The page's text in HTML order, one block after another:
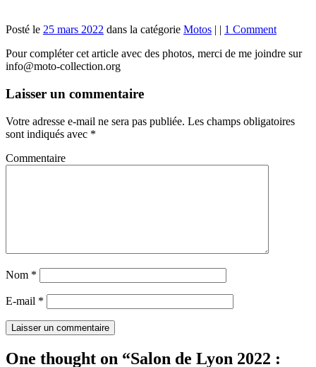
Posté le 25 mars 2022 dans la catégorie Motos | | 1 Comment
Pour compléter cet article avec des photos, merci de me joindre sur
info@moto-collection.org
Laisser un commentaire
Votre adresse e-mail ne sera pas publiée. Les champs obligatoires
sont indiqués avec *
Commentaire
Nom *
E-mail *
One thought on “Salon de Lyon 2022 :